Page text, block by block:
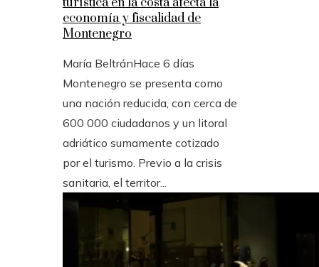
economía y fiscalidad de
Montenegro
María BeltránHace 6 días
Montenegro se presenta como
una nación reducida, con cerca de
600 000 ciudadanos y un litoral
adriático sumamente cotizado
por el turismo. Previo a la crisis
sanitaria, el territor...